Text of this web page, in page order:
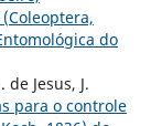
do
Jesus, J.
para o controle